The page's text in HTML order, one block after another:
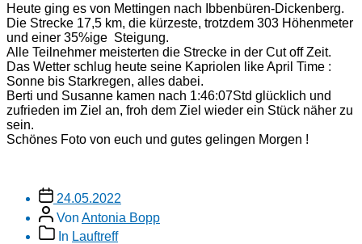
Heute ging es von Mettingen nach Ibbenbüren-Dickenberg.
Die Strecke 17,5 km, die kürzeste, trotzdem 303 Höhenmeter
und einer 35%ige Steigung.
Alle Teilnehmer meisterten die Strecke in der Cut off Zeit.
Das Wetter schlug heute seine Kapriolen like April Time :
Sonne bis Starkregen, alles dabei.
Berti und Susanne kamen nach 1:46:07Std glücklich und
zufrieden im Ziel an, froh dem Ziel wieder ein Stück näher zu
sein.
Schönes Foto von euch und gutes gelingen Morgen !
Veröffentlichungsdatum
24.05.2022
Beitragsautor
Von Antonia Bopp
Beitragskategorien
In Lauftreff